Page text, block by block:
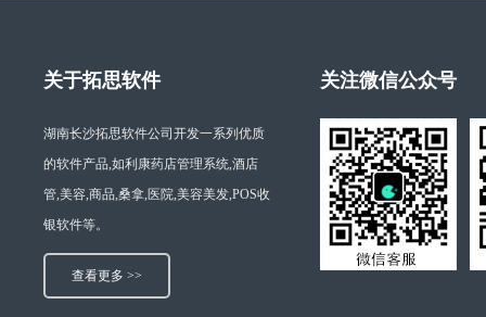
关于拓思软件
湖南长沙拓思软件公司开发一系列优质
的软件产品,如利康药店管理系统,酒店
管,美容,商品,桑拿,医院,美容美发,POS收
银软件等。
查看更多 >>
关注微信公众号